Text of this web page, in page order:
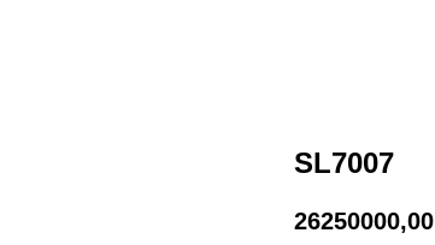
SL7007
26250000,00